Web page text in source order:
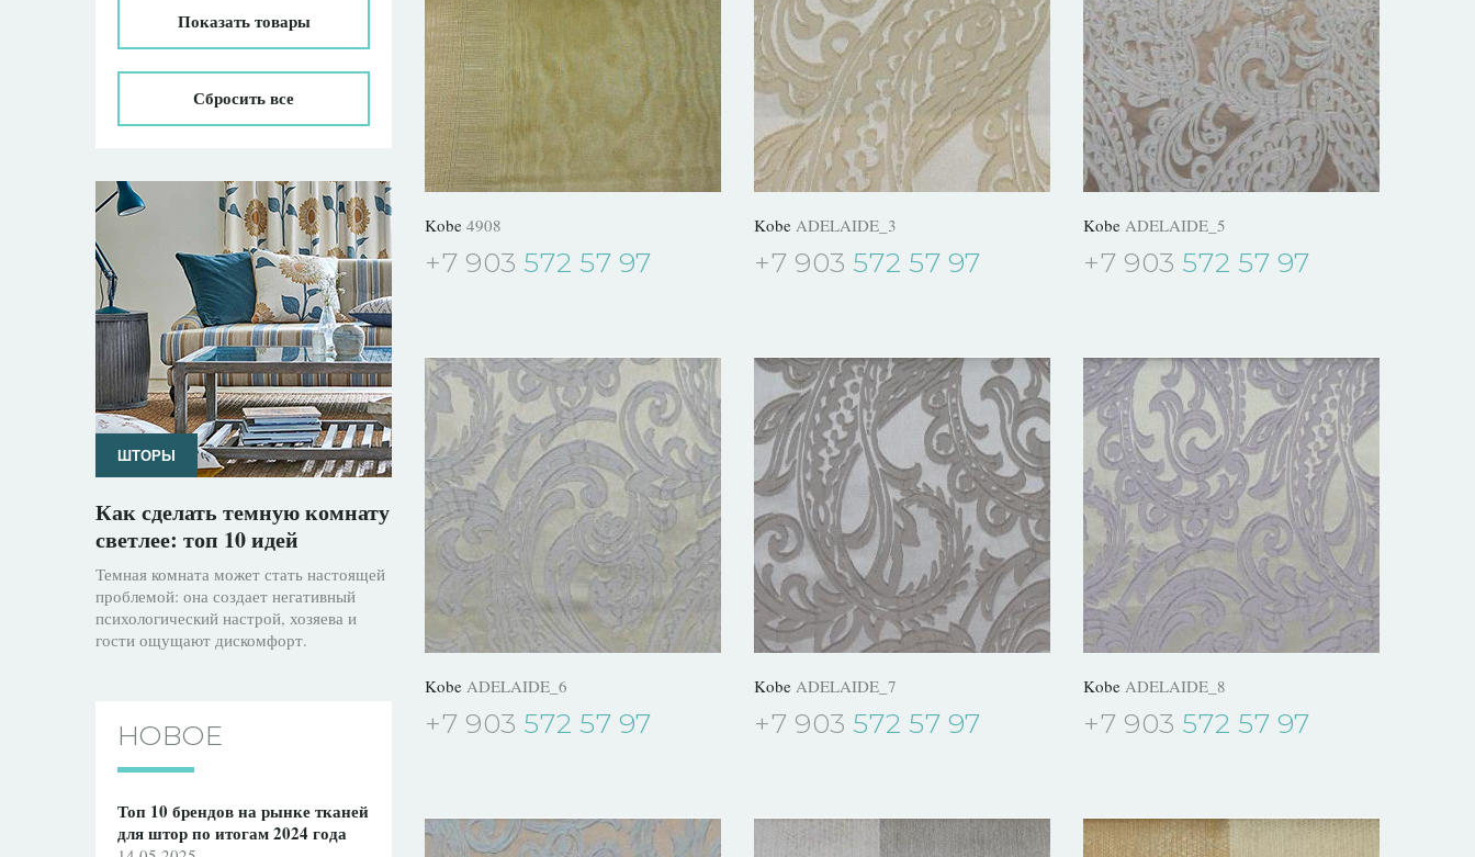
Показатьтовары
Сбросить все
ШТОРЫ
Как сделать темную комнату
светлее: топ 10 идей
Темная комната может стать настоящей
проблемой: она создает негативный
психологический настрой, хозяева и
гости ощущают дискомфорт.
НОВОЕ
Топ 10 брендов на рынке тканей
для штор по итогам 2024 года
Kobe 4908
+7 903 572 57 97
Kobe ADELAIDE_3
+7 903 572 57 97
Kobe ADELAIDE_5
+7 903 572 57 97
Kobe ADELAIDE_6
+7 903 572 57 97
Kobe ADELAIDE_7
+7 903 572 57 97
Kobe ADELAIDE_8
+7 903 572 57 97